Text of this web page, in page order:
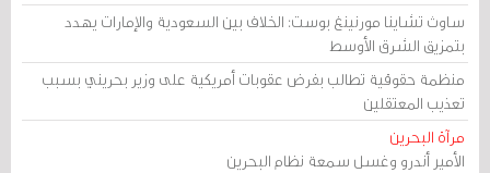
ساوث تشاينا مورنينغ بوست: الخلاف بين السعودية والإمارات يهدد
بتمزيق الشرق الأوسط
منظمة حقوقية تطالب بفرض عقوبات أمريكية على وزير بحريني بسبب
تعذيب المعتقلين
مرآة البحرين
الأمير أندرو وغسل سمعة نظام البحرين